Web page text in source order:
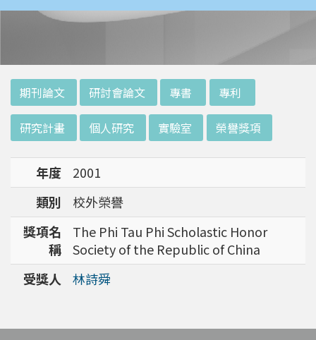
期刊論文 研討會論文 專書 專利
研究計畫 個人研究 實驗室 榮譽獎項
年度
2001
類別
校外榮譽
獎項名
稱
The Phi Tau Phi Scholastic Honor
Society of the Republic of China
受獎人
林詩舜